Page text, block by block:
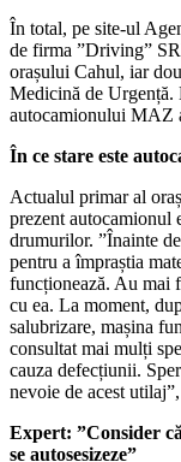
În total, pe site-ul
de firma ”Driving”
orașului Cahul, iar
Medicină de Urgență.
autocamionului MAZ
În ce stare este
Actualul primar al
prezent autocamionul
drumurilor. ”Înainte
pentru a împraștia
funcționează. Au mai
cu ea. La moment,
salubrizare, mașina
consultat mai mulți
cauza defecțiunii.
nevoie de acest
Expert: ”Consider
se autosesizeze”